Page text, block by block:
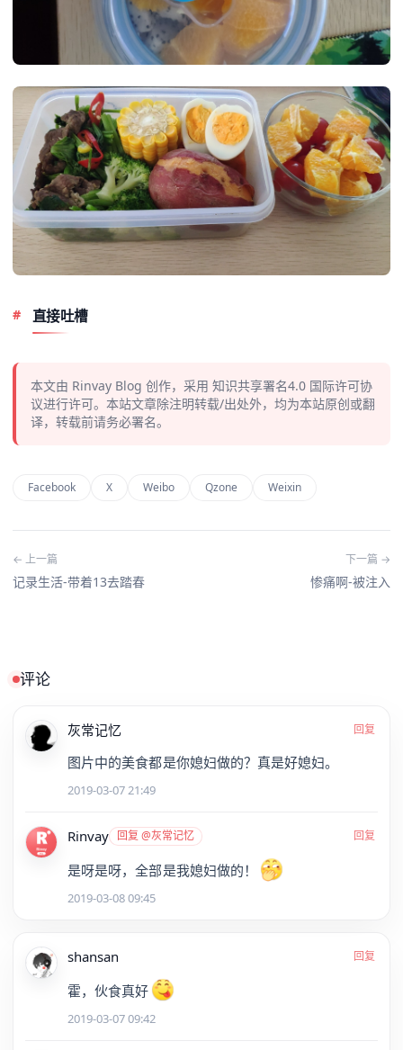
直接吐槽
本文由 Rinvay Blog 创作，采用 知识共享署名4.0 国际许可协
议进行许可。本站文章除注明转载/出处外，均为本站原创或翻
译，转载前请务必署名。
Facebook X Weibo Qzone Weixin
← 上一篇
记录生活-带着13去踏春
下一篇 →
惨痛啊-被注入
评论
灰常记忆 回复
图片中的美食都是你媳妇做的？真是好媳妇。
2019-03-07 21:49
Rinvay 回复 @灰常记忆 回复
是呀是呀，全部是我媳妇做的！
2019-03-08 09:45
shansan 回复
霍，伙食真好
2019-03-07 09:42